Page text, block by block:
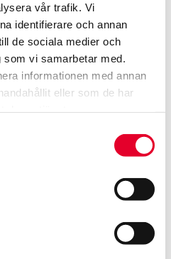
vår trafik. Vi
identifierare och annan
de sociala medier och
vi samarbetar med.
informationen med annan
eller som de har
skadeverkstadskedja med
Finland och Norge.
år 2023. Werksta vill vara
mål är att uppnå den högsta